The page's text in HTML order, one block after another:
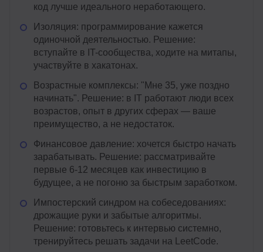
код лучше идеального неработающего.
Изоляция: программирование кажется
одиночной деятельностью. Решение:
вступайте в IT-сообщества, ходите на митапы,
участвуйте в хакатонах.
Возрастные комплексы: "Мне 35, уже поздно
начинать". Решение: в IT работают люди всех
возрастов, опыт в других сферах — ваше
преимущество, а не недостаток.
Финансовое давление: хочется быстро начать
зарабатывать. Решение: рассматривайте
первые 6-12 месяцев как инвестицию в
будущее, а не погоню за быстрым заработком.
Импостерский синдром на собеседованиях:
дрожащие руки и забытые алгоритмы.
Решение: готовьтесь к интервью системно,
тренируйтесь решать задачи на LeetCode.